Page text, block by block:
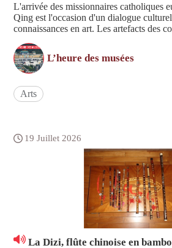
L'arrivée des missionnaires catholiques
Qing est l'occasion d'un dialogue
connaissances en art. Les artefacts des collections du MNP
L’heure des musées
Arts
19 Juillet 2026
La Dizi, flûte chinoise en